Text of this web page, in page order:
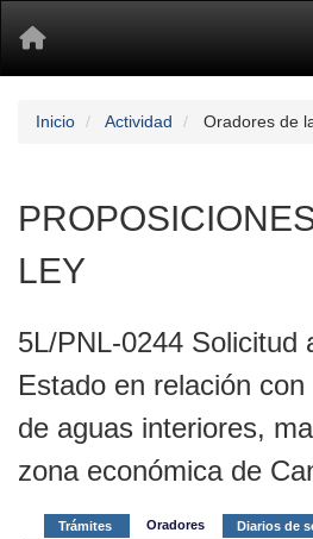
Inicio Actividad Oradores de
LEY
5L/PNL-0244 Solicitud
Estado en relación
de aguas interiores,
zona económica de
Trámites Oradores Diarios de